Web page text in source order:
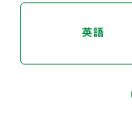
英語